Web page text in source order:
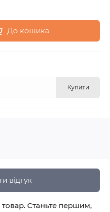
До кошика
Купити
відгук
товар. Станьте першим,